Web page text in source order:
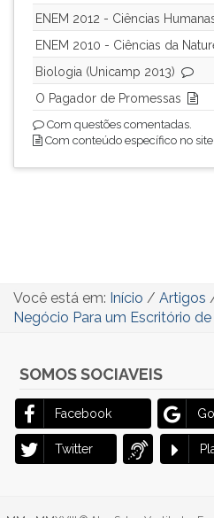
ENEM 2012 - Ciências Humanas
ENEM 2010 - Ciências da
Biologia (Unicamp 2013)
O Pagador de Promessas
Com questões comentadas.
Com conteúdo específico no site.
Você está em: Início / Artigos
Negócio Para um Escritório
SOMOS SOCIAVEIS
Facebook
Twitter